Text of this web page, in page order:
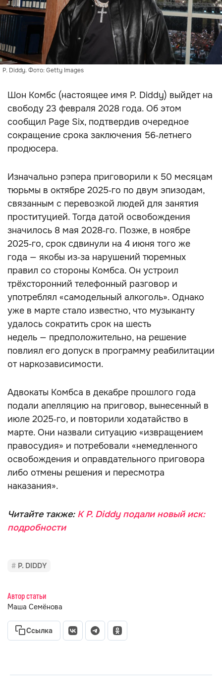
P. Diddy. Фото: Getty Images
Шон Комбс (настоящее имя P. Diddy) выйдет на
свободу 23 февраля 2028 года. Об этом
сообщил Page Six, подтвердив очередное
сокращение срока заключения 56‑летнего
продюсера.
Изначально рэпера приговорили к 50 месяцам
тюрьмы в октябре 2025‑го по двум эпизодам,
связанным с перевозкой людей для занятия
проституцией. Тогда датой освобождения
значилось 8 мая 2028‑го. Позже, в ноябре
2025‑го, срок сдвинули на 4 июня того же
года — якобы из‑за нарушений тюремных
правил со стороны Комбса. Он устроил
трёхсторонний телефонный разговор и
употреблял «самодельный алкоголь». Однако
уже в марте стало известно, что музыканту
удалось сократить срок на шесть
недель — предположительно, на решение
повлиял его допуск в программу реабилитации
от наркозависимости.
Адвокаты Комбса в декабре прошлого года
подали апелляцию на приговор, вынесенный в
июле 2025‑го, и повторили ходатайство в
марте. Они назвали ситуацию «извращением
правосудия» и потребовали «немедленного
освобождения и оправдательного приговора
либо отмены решения и пересмотра
наказания».
Читайте также: К P. Diddy подали новый иск:
подробности
P. DIDDY
Автор статьи
Маша Семёнова
Ссылка